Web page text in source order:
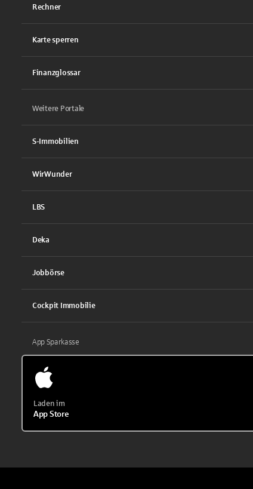
Rechner
Karte sperren
Finanzglossar
Weitere Portale
S-Immobilien
WirWunder
LBS
Deka
Jobbörse
Cockpit Immobilie
App Sparkasse
Laden im
App Store